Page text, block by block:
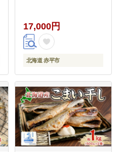
17,000円
北海道 赤平市